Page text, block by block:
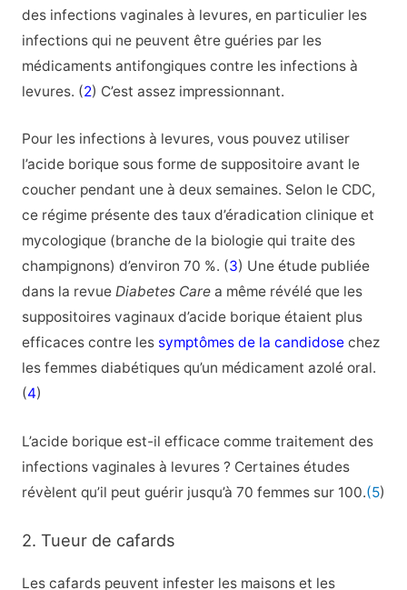
des infections vaginales à levures, en particulier les
infections qui ne peuvent être guéries par les
médicaments antifongiques contre les infections à
levures. (2) C’est assez impressionnant.
Pour les infections à levures, vous pouvez utiliser
l’acide borique sous forme de suppositoire avant le
coucher pendant une à deux semaines. Selon le CDC,
ce régime présente des taux d’éradication clinique et
mycologique (branche de la biologie qui traite des
champignons) d’environ 70 %. (3) Une étude publiée
dans la revue Diabetes Carea même révélé que les
suppositoires vaginaux d’acide borique étaient plus
efficaces contre les symptômes de la candidosechez
les femmes diabétiques qu’un médicament azolé oral.
(4)
L’acide borique est-il efficace comme traitement des
infections vaginales à levures ? Certaines études
révèlent qu’il peut guérir jusqu’à 70 femmes sur 100.(5)
2. Tueur de cafards
Les cafards peuvent infester les maisons et les